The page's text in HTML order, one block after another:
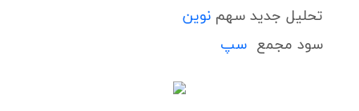
تحلیل جدید سهم نوین
سود مجمع سپ